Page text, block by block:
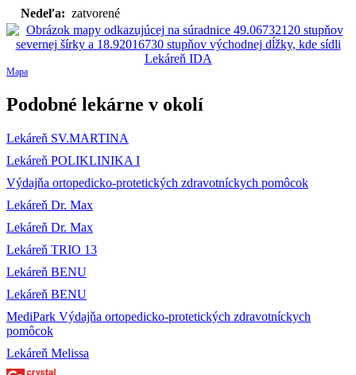
Nedeľa: zatvorené
Mapa
Podobné lekárne v okolí
Lekáreň SV.MARTINA
Lekáreň POLIKLINIKA I
Výdajňa ortopedicko-protetických zdravotníckych pomôcok
Lekáreň Dr. Max
Lekáreň Dr. Max
Lekáreň TRIO 13
Lekáreň BENU
Lekáreň BENU
MediPark Výdajňa ortopedicko-protetických zdravotníckych
pomôcok
Lekáreň Melissa